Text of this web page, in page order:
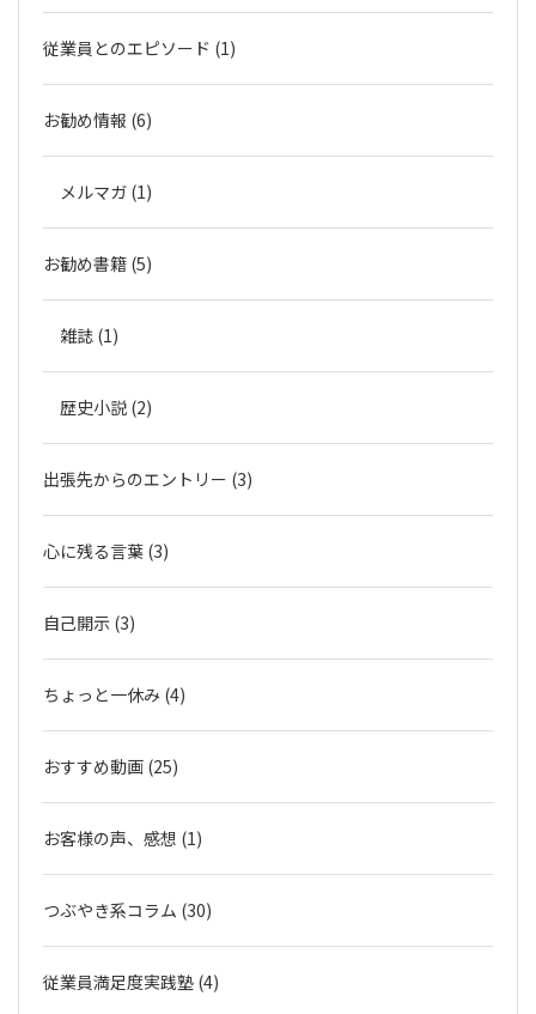
従業員とのエピソード (1)
お勧め情報 (6)
メルマガ (1)
お勧め書籍 (5)
雑誌 (1)
歴史小説 (2)
出張先からのエントリー (3)
心に残る言葉 (3)
自己開示 (3)
ちょっと一休み (4)
おすすめ動画 (25)
お客様の声、感想 (1)
つぶやき系コラム (30)
従業員満足度実践塾 (4)